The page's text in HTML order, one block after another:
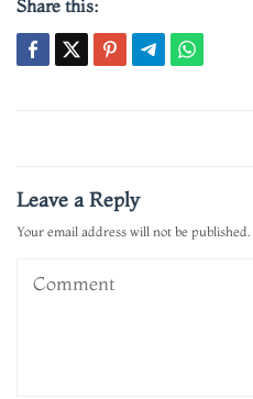
Share this:
Leave a Reply
Your email address will not be published.